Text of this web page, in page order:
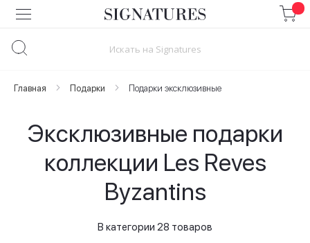
Skip
to
Главная Подарки Подарки эксклюзивные
Эксклюзивные подарки
коллекции Les Reves
Byzantins
В категории 28 товаров